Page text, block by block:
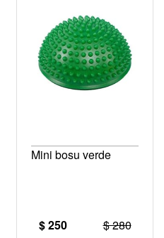
Mini bosu verde
$ 250 $ 280